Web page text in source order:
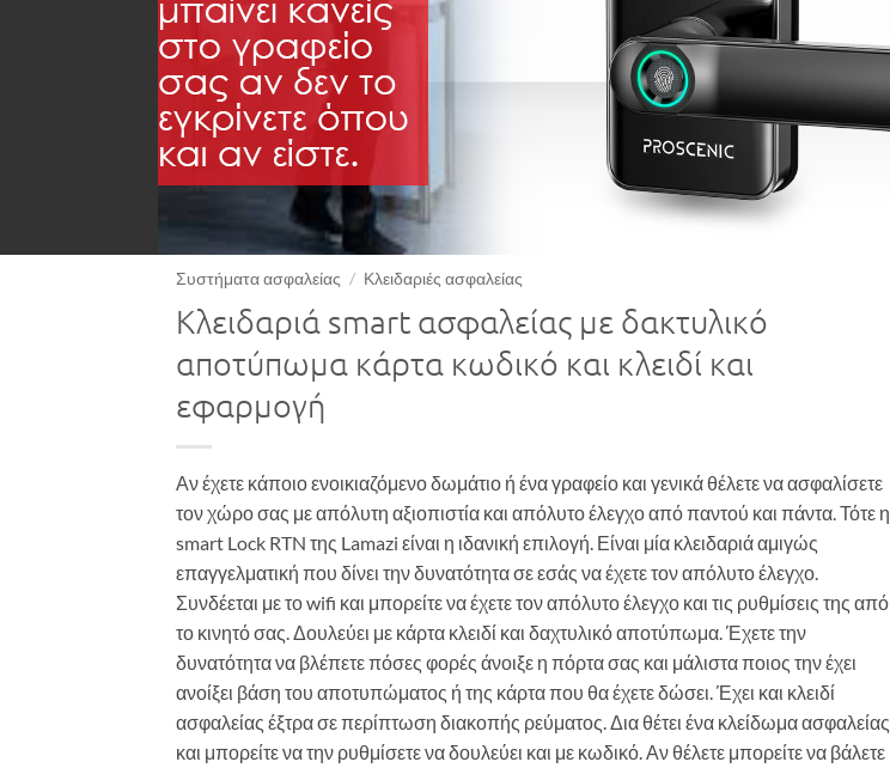
Συστήματα ασφαλείας / Κλειδαριές ασφαλείας
Κλειδαριά smart ασφαλείας με δακτυλικό
αποτύπωμα κάρτα κωδικό και κλειδί και
εφαρμογή
Αν έχετε κάποιο ενοικιαζόμενο δωμάτιο ή ένα γραφείο και γενικά θέλετε να ασφαλίσετε
τον χώρο σας με απόλυτη αξιοπιστία και απόλυτο έλεγχο από παντού και πάντα. Τότε η
smart Lock RTN της Lamazi είναι η ιδανική επιλογή. Είναι μία κλειδαριά αμιγώς
επαγγελματική που δίνει την δυνατότητα σε εσάς να έχετε τον απόλυτο έλεγχο.
Συνδέεται με το wifi και μπορείτε να έχετε τον απόλυτο έλεγχο και τις ρυθμίσεις της από
το κινητό σας. Δουλεύει με κάρτα κλειδί και δαχτυλικό αποτύπωμα. Έχετε την
δυνατότητα να βλέπετε πόσες φορές άνοιξε η πόρτα σας και μάλιστα ποιος την έχει
ανοίξει βάση του αποτυπώματος ή της κάρτα που θα έχετε δώσει. Έχει και κλειδί
ασφαλείας έξτρα σε περίπτωση διακοπής ρεύματος. Δια θέτει ένα κλείδωμα ασφαλείας
και μπορείτε να την ρυθμίσετε να δουλεύει και με κωδικό. Αν θέλετε μπορείτε να βάλετε